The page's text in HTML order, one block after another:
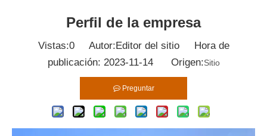
Perfil de la empresa
Vistas:0Autor:Editor del sitio Hora de
publicación: 2023-11-14 Origen:Sitio
Preguntar